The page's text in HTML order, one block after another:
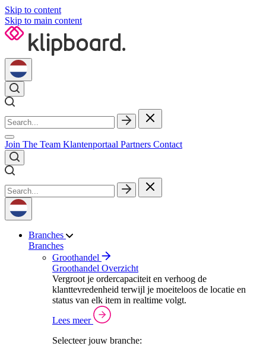
Skip to content
Skip to main content
Join The Team Klantenportaal Partners Contact
Branches
Branches
Groothandel
Groothandel Overzicht
Vergroot je ordercapaciteit en verhoog de
klanttevredenheid terwijl je moeiteloos de locatie en
status van elk item in realtime volgt.
Lees meer
Selecteer jouw branche: